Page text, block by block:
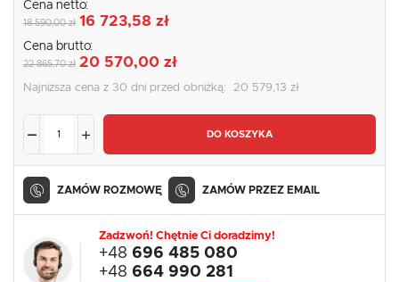
Cena netto:
18 590,00 zł 16 723,58 zł
Cena brutto:
22 865,70 zł 20 570,00 zł
Najniższa cena z 30 dni przed obniżką: 20 579,13 zł
DO KOSZYKA
ZAMÓW ROZMOWĘ ZAMÓW PRZEZ EMAIL
Zadzwoń! Chętnie Ci doradzimy!
+48 696 485 080
+48 664 990 281